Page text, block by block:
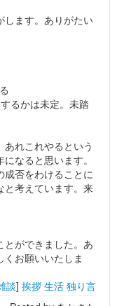
します。ありがたい
るかは未定。未踏
れこれやるという
なると思います。
成否をわけることに
と考えています。来
とができました。あ
くお願いいたしま
談] 挨拶 生活 独り言